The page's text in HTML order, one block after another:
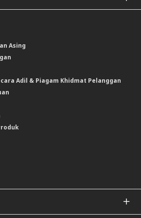
(DCI)
/ Reverse Gold Convertible (GCI)
Kadar Apungan (FRNID)
(INI)
ASNB
Kredit
Asas / Kadar Pinjaman/Pembiayaan Asas
Asing
Adil & Piagam Khidmat Pelanggan